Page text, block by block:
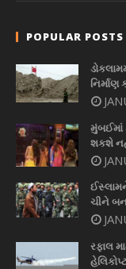
POPULAR POSTS
નિર્માણ
મુંબઈમાં
શકશે
ચીને
રફાલ